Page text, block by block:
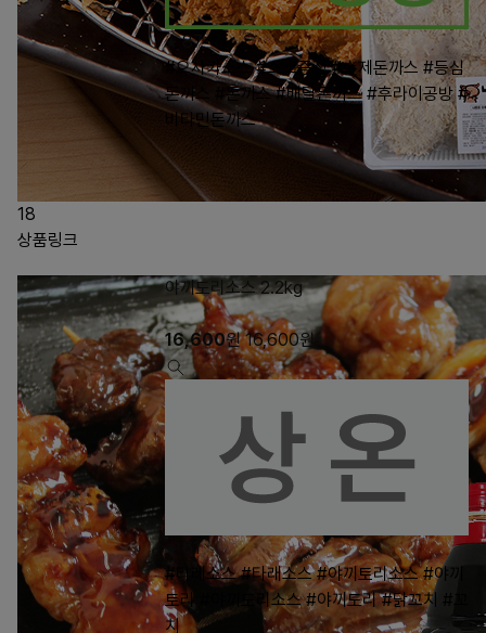
18
87
#오사카소스 #소스증정 #수제돈까스 #등심
돈까스
#돈까스 #배달돈까스 #후라이공방 #
비타민돈까스
상품링크
야끼도리소스 2.2kg
16,600원 16,600원
61
#타레소스 #타래소스 #야끼토리소스 #야끼
토리
#야끼도리소스 #야끼도리 #닭꼬치
치